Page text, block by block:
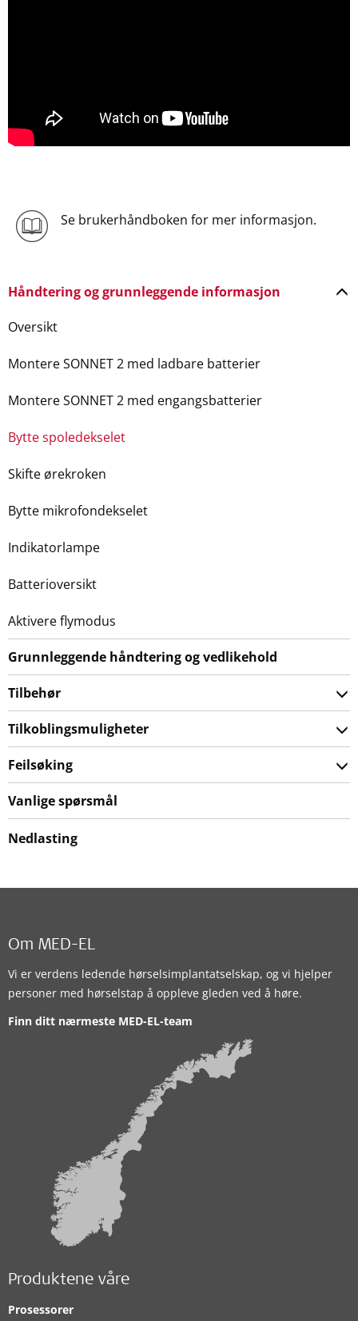
Se brukerhåndboken for mer informasjon.
Håndtering og grunnleggende informasjon
Oversikt
Montere SONNET 2 med ladbare batterier
Montere SONNET 2 med engangsbatterier
Bytte spoledekselet
Skifte ørekroken
Bytte mikrofondekselet
Indikatorlampe
Batterioversikt
Aktivere flymodus
Grunnleggende håndtering og vedlikehold
Tilbehør
Tilkoblingsmuligheter
Feilsøking
Vanlige spørsmål
Nedlasting
Om MED-EL
Vi er verdens ledende hørselsimplantatselskap, og vi hjelper
personer med hørselstap å oppleve gleden ved å høre.
Finn ditt nærmeste MED-EL-team
Produktene våre
Prosessorer